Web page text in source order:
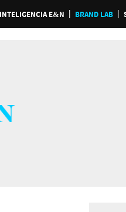
INTELIGENCIA E&N BRAND LAB